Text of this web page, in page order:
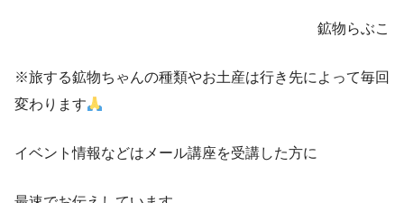
鉱物らぶこ
※旅する鉱物ちゃんの種類やお土産は行き先によって毎回
変わります
イベント情報などはメール講座を受講した方に